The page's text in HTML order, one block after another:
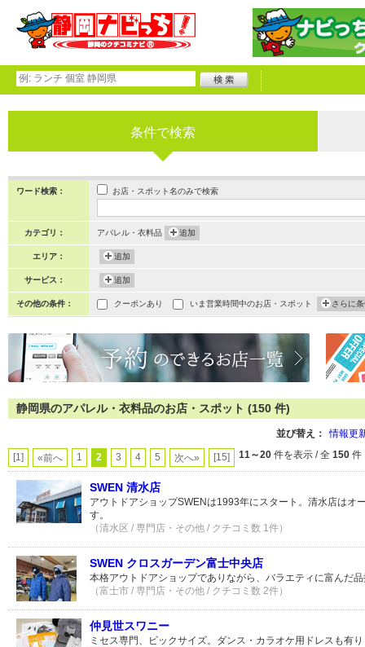
条件で検索
ワード検索： お店・スポット名のみで検索
カテゴリ： アパレル・衣料品 追加
エリア： 追加
サービス： 追加
その他の条件： クーポンあり いま営業時間中のお店・スポット さらに
静岡県のアパレル・衣料品のお店・スポット (150 件)
並び替え： 情報更
[1] «前へ 1 2 3 4 5 次へ» [15] 11～20 件を表示 / 全 150 件
SWEN 清水店
アウトドアショップSWENは1993年にスタート。清水店はオ
す。
（清水区 / 専門店・その他 / クチコミ数 1件）
SWEN クロスガーデン富士中央店
本格アウトドアショップでありながら、バラエティに富んだ
（富士市 / 専門店・その他 / クチコミ数 2件）
仲見世スワニー
ミセス専門、ビックサイズ。ダンス・カラオケ用ドレスも有